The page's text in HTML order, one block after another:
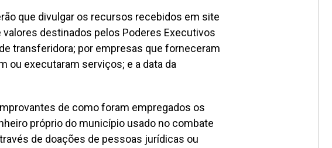
que divulgar os recursos recebidos em site
destinados pelos Poderes Executivos
transferidora; por empresas que forneceram
ou executaram serviços; e a data da
de como foram empregados os
próprio do município usado no combate
de doações de pessoas jurídicas ou